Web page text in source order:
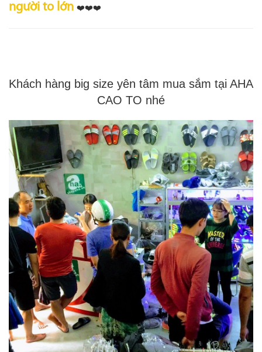
người to lớn ❤️❤️❤️
Khách hàng big size yên tâm mua sắm tại AHA
CAO TO nhé